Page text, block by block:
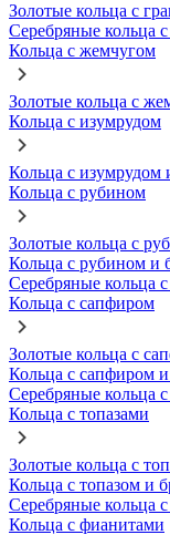
Золотые кольца с
Серебряные кольца
Кольца с жемчугом
Золотые кольца с
Кольца с изумрудом
Кольца с изумрудом
Кольца с рубином
Золотые кольца с
Кольца с рубином и
Серебряные кольца
Кольца с сапфиром
Золотые кольца с
Кольца с сапфиром
Серебряные кольца
Кольца с топазами
Золотые кольца с
Кольца с топазом и
Серебряные кольца
Кольца с фианитами